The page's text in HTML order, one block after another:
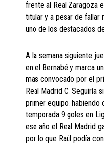
frente al Real Zaragoza
titular y a pesar de fallar
uno de los destacados
A la semana siguiente
en el Bernabé y marca
mas convocado por el
Real Madrid C. Seguiría
primer equipo, habiendo
temporada 9 goles en
ese año el Real Madrid
por lo que Raúl podía